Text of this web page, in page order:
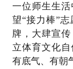
一位师生生
望“接力棒”志
牌，大肆宣
立体育文化
有底气、有朝